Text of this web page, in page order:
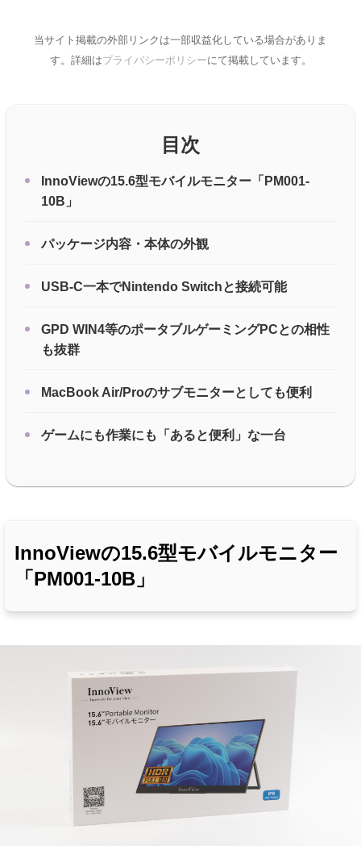
当サイト掲載の外部リンクは一部収益化している場合がありま
す。詳細はプライバシーポリシーにて掲載しています。
目次
InnoViewの15.6型モバイルモニター「PM001-
10B」
パッケージ内容・本体の外観
USB-C一本でNintendo Switchと接続可能
GPD WIN4等のポータブルゲーミングPCとの相性
も抜群
MacBook Air/Proのサブモニターとしても便利
ゲームにも作業にも「あると便利」な一台
InnoViewの15.6型モバイルモニター
「PM001-10B」